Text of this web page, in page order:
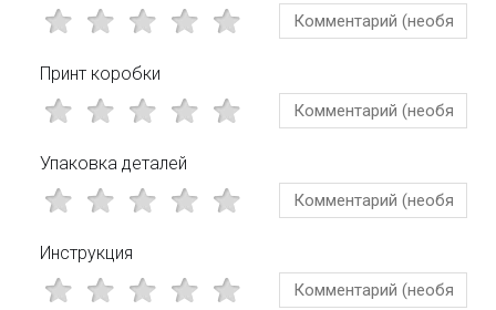
Принт коробки
Упаковка деталей
Инструкция